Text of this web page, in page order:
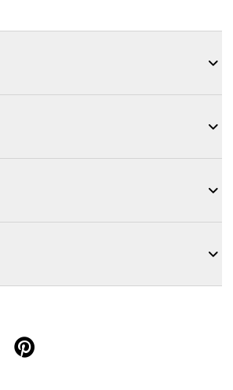




